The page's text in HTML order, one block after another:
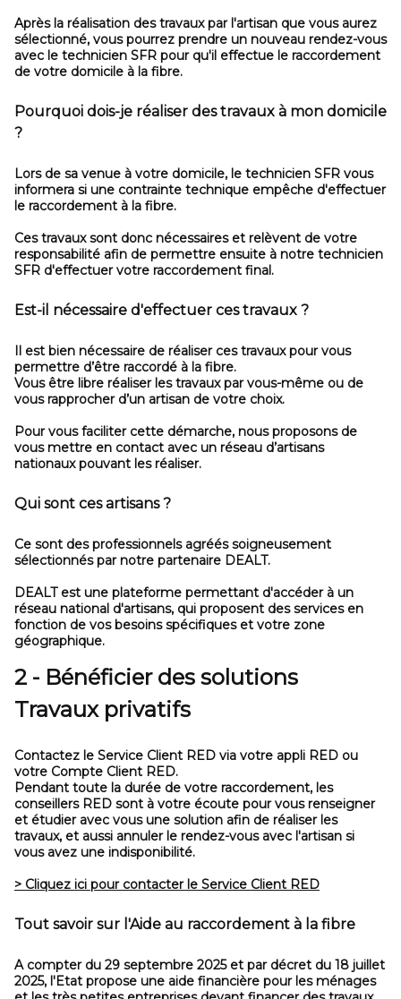
Après la réalisation des travaux par l'artisan que vous aurez
sélectionné, vous pourrez prendre un nouveau rendez-vous
avec le technicien SFR pour qu'il effectue le raccordement
de votre domicile à la fibre.
Pourquoi dois-je réaliser des travaux à mon domicile
?
Lors de sa venue à votre domicile, le technicien SFR vous
informera si une contrainte technique empêche d'effectuer
le raccordement à la fibre.
Ces travaux sont donc nécessaires et relèvent de votre
responsabilité afin de permettre ensuite à notre technicien
SFR d'effectuer votre raccordement final.
Est-il nécessaire d'effectuer ces travaux ?
Il est bien nécessaire de réaliser ces travaux pour vous
permettre d’être raccordé à la fibre.
Vous être libre réaliser les travaux par vous-même ou de
vous rapprocher d’un artisan de votre choix.
Pour vous faciliter cette démarche, nous proposons de
vous mettre en contact avec un réseau d’artisans
nationaux pouvant les réaliser.
Qui sont ces artisans ?
Ce sont des professionnels agréés soigneusement
sélectionnés par notre partenaire DEALT.
DEALT est une plateforme permettant d'accéder à un
réseau national d'artisans, qui proposent des services en
fonction de vos besoins spécifiques et votre zone
géographique.
2 - Bénéficier des solutions
Travaux privatifs
Contactez le Service Client RED via votre appli RED ou
votre Compte Client RED.
Pendant toute la durée de votre raccordement, les
conseillers RED sont à votre écoute pour vous renseigner
et étudier avec vous une solution afin de réaliser les
travaux, et aussi annuler le rendez-vous avec l'artisan si
vous avez une indisponibilité.
> Cliquez ici pour contacter le Service Client RED
Tout savoir sur l'Aide au raccordement à la fibre
A compter du 29 septembre 2025et par décret du 18 juillet
2025, l'Etat propose une aide financière pour les ménages